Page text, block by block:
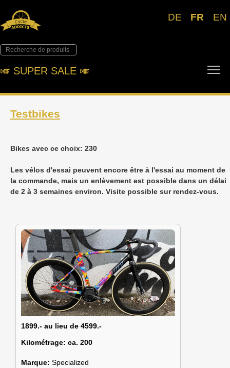
DE FR EN
🎺︎ SUPER SALE 🎺︎
Testbikes
Bikes avec ce choix: 230
Les vélos d'essai peuvent encore être à l'essai au moment de
la commande, mais un enlèvement est possible dans un délai
de 2 à 3 semaines environ. Visite possible sur rendez-vous.
1899.- au lieu de 4599.-
Kilométrage: ca. 200
Marque: Specialized